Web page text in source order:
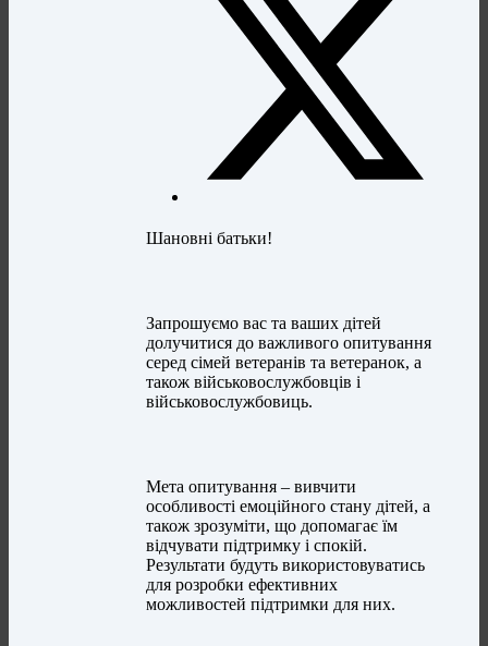
Шановні батьки!
Запрошуємо вас та ваших дітей
долучитися до важливого опитування
серед сімей ветеранів та ветеранок, а
також військовослужбовців і
військовослужбовиць.
Мета опитування – вивчити
особливості емоційного стану дітей, а
також зрозуміти, що допомагає їм
відчувати підтримку і спокій.
Результати будуть використовуватись
для розробки ефективних
можливостей підтримки для них.